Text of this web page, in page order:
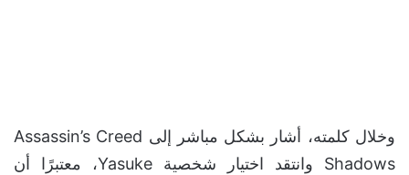
وخلال كلمته، أشار بشكل مباشر إلى Assassin’s Creed
Shadows وانتقد اختيار شخصية Yasuke، معتبرًا أن